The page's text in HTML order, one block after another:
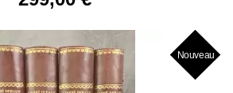
Nouveau